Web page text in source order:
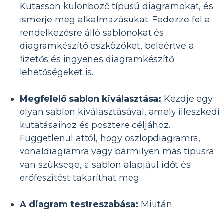
Kutasson különböző típusú diagramokat, és
ismerje meg alkalmazásukat. Fedezze fel a
rendelkezésre álló sablonokat és
diagramkészítő eszközöket, beleértve a
fizetős és ingyenes diagramkészítő
lehetőségeket is.
Megfelelő sablon kiválasztása: Kezdje egy
olyan sablon kiválasztásával, amely
kutatásaihoz és posztere céljához.
Függetlenül attól, hogy oszlopdiagramra,
vonaldiagramra vagy bármilyen más típusra
van szüksége, a sablon alapjául időt és
erőfeszítést takaríthat meg.
A diagram testreszabása: Miután